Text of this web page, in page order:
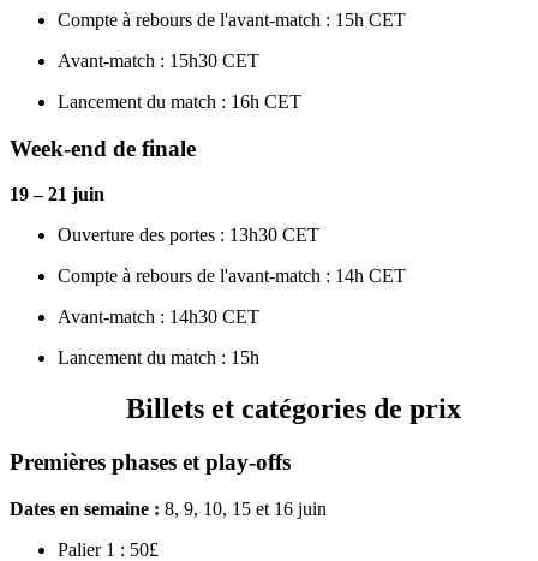
Compte à rebours de l'avant-match : 15h CET
Avant-match : 15h30 CET
Lancement du match : 16h CET
Week-end de finale
19 – 21 juin
Ouverture des portes : 13h30 CET
Compte à rebours de l'avant-match : 14h CET
Avant-match : 14h30 CET
Lancement du match : 15h
Billets et catégories de prix
Premières phases et play-offs
Dates en semaine : 8, 9, 10, 15 et 16 juin
Palier 1 : 50£